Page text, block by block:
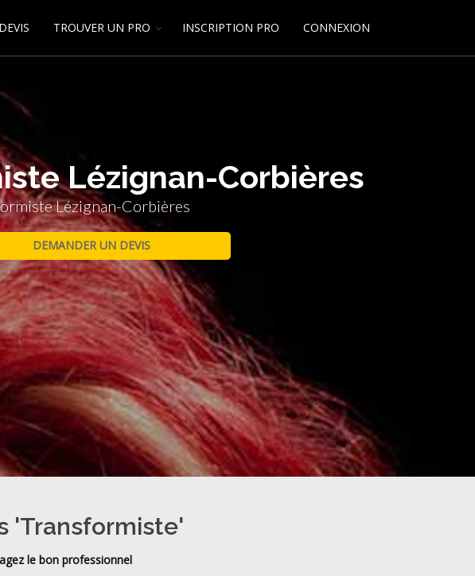
TROUVER UN PRO INSCRIPTION PRO CONNEXION
Lézignan-Corbières
Lézignan-Corbières
'Transformiste'
le bon professionnel